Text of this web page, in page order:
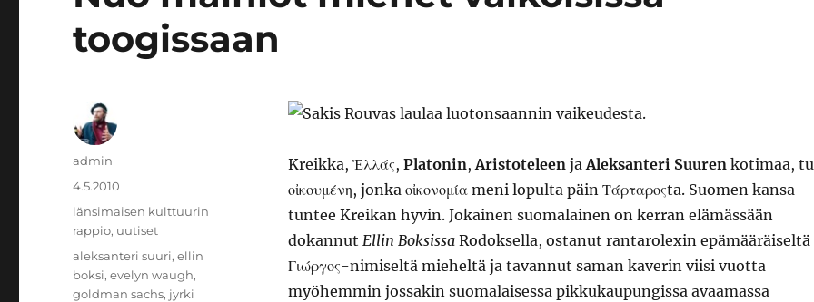
toogissaan
Kreikka, Ἑλλάς, Platonin, Aristoteleen ja Aleksanteri Suuren kotimaa,
οἰκουμένη, jonka οἰκονομία meni lopulta päin Τάρταροςta. Suomen kansa
tuntee Kreikan hyvin. Jokainen suomalainen on kerran elämässään
dokannut Ellin BoksissaRodoksella, ostanut rantarolexin epämääräiseltä
Γιώργος-nimiseltä mieheltä ja tavannut saman kaverin viisi vuotta
myöhemmin jossakin suomalaisessa pikkukaupungissa avaamassa
Kirjoittaja
admin
Julkaistu
4.5.2010
Kategoriat
länsimaisen kulttuurin
rappio, uutiset
Avainsanat
aleksanteri suuri,ellin
boksi,evelyn waugh,
goldman sachs, jyrki